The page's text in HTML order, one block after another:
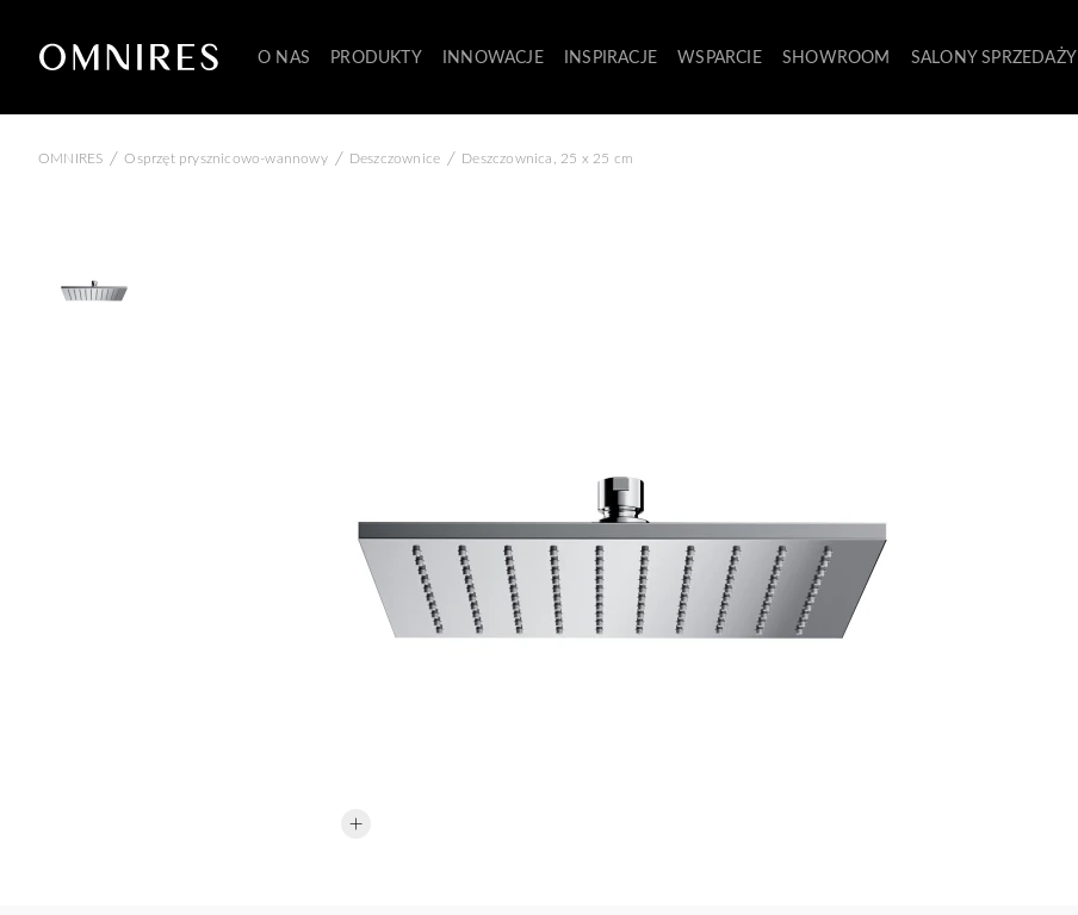
O NAS PRODUKTY INNOWACJE INSPIRACJE WSPARCIE SHOWROOM SALONY SPRZEDAŻY
OMNIRES / Osprzęt prysznicowo-wannowy / Deszczownice / Deszczownica, 25 x 25 cm